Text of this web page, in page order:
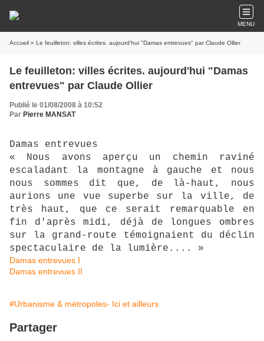
MENU
Accueil » Le feuilleton: villes écrites. aujourd'hui "Damas entrevues" par Claude Ollier
Le feuilleton: villes écrites. aujourd'hui "Damas
entrevues" par Claude Ollier
Publié le 01/08/2008 à 10:52
Par Pierre MANSAT
Damas entrevues
« Nous avons aperçu un chemin raviné
escaladant la montagne à gauche et nous
nous sommes dit que, de là-haut, nous
aurions une vue superbe sur la ville, de
très haut, que ce serait remarquable en
fin d'après midi, déjà de longues ombres
sur la grand-route témoignaient du déclin
spectaculaire de la lumière.... »
Damas entrevues I
Damas entrevues II
#Urbanisme & métropoles- Ici et ailleurs
Partager